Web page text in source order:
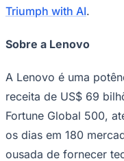
Vasco
Triumph with AI.
Sobre a Lenovo
A Lenovo é uma
receita de US$ 69
Fortune Global 500,
os dias em 180
ousada de fornecer